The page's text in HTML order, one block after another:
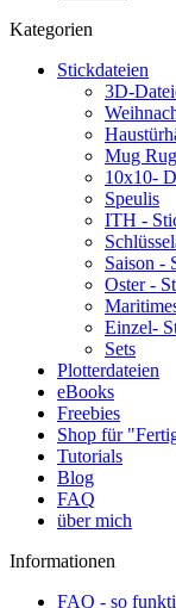
Kategorien
Stickdateien
3D-
Mug
10x10-
Speulis
ITH -
Saison -
Oster -
Einzel-
Sets
Plotterdateien
eBooks
Freebies
Shop für
Tutorials
Blog
FAQ
über mich
Informationen
FAQ - so